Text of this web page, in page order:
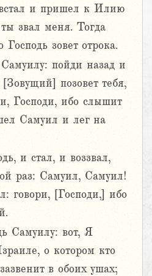
и пришел к Илию
звал меня. Тогда
зовет отрока.
пойди назад и
позовет тебя,
Господи, ибо слышит
Самуил и лег на
и стал, и воззвал,
раз: Самуил, Самуил!
говори, [Господи,] ибо
Самуилу: вот, Я
о котором кто
в обоих ушах;